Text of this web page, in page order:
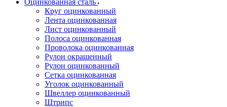
Оцинкованная сталь
Круг оцинкованный
Лента оцинкованная
Лист оцинкованный
Полоса оцинкованная
Проволока оцинкованная
Рулон окрашенный
Рулон оцинкованный
Сетка оцинкованная
Уголок оцинкованный
Швеллер оцинкованный
Штрипс